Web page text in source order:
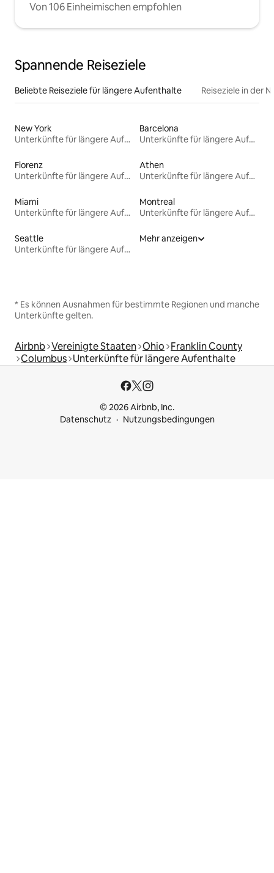
Von 106 Einheimischen empfohlen
Spannende Reiseziele
Beliebte Reiseziele für längere Aufenthalte Reiseziele in der
New York
Unterkünfte für längere Aufenthalte
Barcelona
Unterkünfte für längere Aufenthalte
Florenz
Unterkünfte für längere Aufenthalte
Athen
Unterkünfte für längere Aufenthalte
Miami
Unterkünfte für längere Aufenthalte
Montreal
Unterkünfte für längere Aufenthalte
Seattle
Unterkünfte für längere Aufenthalte
Mehr anzeigen
* Es können Ausnahmen für bestimmte Regionen und manche
Unterkünfte gelten.
Airbnb Vereinigte Staaten Ohio Franklin County
Columbus Unterkünfte für längere Aufenthalte
© 2026 Airbnb, Inc.
Datenschutz
Nutzungsbedingungen